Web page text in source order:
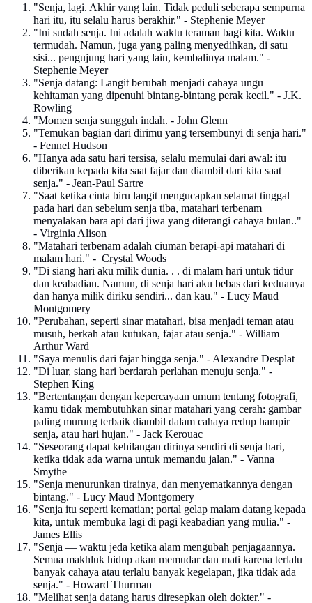
"Senja, lagi. Akhir yang lain. Tidak peduli seberapa sempurna
hari itu, itu selalu harus berakhir." - Stephenie Meyer
"Ini sudah senja. Ini adalah waktu teraman bagi kita. Waktu
termudah. Namun, juga yang paling menyedihkan, di satu
sisi... pengujung hari yang lain, kembalinya malam." -
Stephenie Meyer
"Senja datang: Langit berubah menjadi cahaya ungu
kehitaman yang dipenuhi bintang-bintang perak kecil." - J.K.
Rowling
"Momen senja sungguh indah. - John Glenn
"Temukan bagian dari dirimu yang tersembunyi di senja hari."
- Fennel Hudson
"Hanya ada satu hari tersisa, selalu memulai dari awal: itu
diberikan kepada kita saat fajar dan diambil dari kita saat
senja." - Jean-Paul Sartre
"Saat ketika cinta biru langit mengucapkan selamat tinggal
pada hari dan sebelum senja tiba, matahari terbenam
menyalakan bara api dari jiwa yang diterangi cahaya bulan.."
- Virginia Alison
"Matahari terbenam adalah ciuman berapi-api matahari di
malam hari." - Crystal Woods
"Di siang hari aku milik dunia. . . di malam hari untuk tidur
dan keabadian. Namun, di senja hari aku bebas dari keduanya
dan hanya milik diriku sendiri... dan kau." - Lucy Maud
Montgomery
"Perubahan, seperti sinar matahari, bisa menjadi teman atau
musuh, berkah atau kutukan, fajar atau senja." - William
Arthur Ward
"Saya menulis dari fajar hingga senja." - Alexandre Desplat
"Di luar, siang hari berdarah perlahan menuju senja." -
Stephen King
"Bertentangan dengan kepercayaan umum tentang fotografi,
kamu tidak membutuhkan sinar matahari yang cerah: gambar
paling murung terbaik diambil dalam cahaya redup hampir
senja, atau hari hujan." - Jack Kerouac
"Seseorang dapat kehilangan dirinya sendiri di senja hari,
ketika tidak ada warna untuk memandu jalan." - Vanna
Smythe
"Senja menurunkan tirainya, dan menyematkannya dengan
bintang." - Lucy Maud Montgomery
"Senja itu seperti kematian; portal gelap malam datang kepada
kita, untuk membuka lagi di pagi keabadian yang mulia." -
James Ellis
"Senja — waktu jeda ketika alam mengubah penjagaannya.
Semua makhluk hidup akan memudar dan mati karena terlalu
banyak cahaya atau terlalu banyak kegelapan, jika tidak ada
senja." - Howard Thurman
"Melihat senja datang harus diresepkan oleh dokter." -